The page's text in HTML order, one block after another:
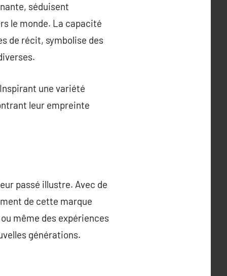
séduisent
le monde. La capacité
de récit, symbolise des
une variété
leur empreinte
passé illustre. Avec de
de cette marque
même des expériences
générations.